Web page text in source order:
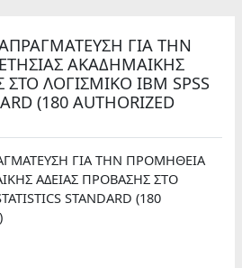
ΓΙΑ ΤΗΝ
ΑΚΑΔΗΜΑΙΚΗΣ
ΛΟΓΙΣΜΙΚΟ IBM SPSS
(180 AUTHORIZED
ΓΙΑ ΤΗΝ ΠΡΟΜΗΘΕΙΑ
ΑΔΕΙΑΣ ΠΡΟΒΑΣΗΣ ΣΤΟ
STANDARD (180